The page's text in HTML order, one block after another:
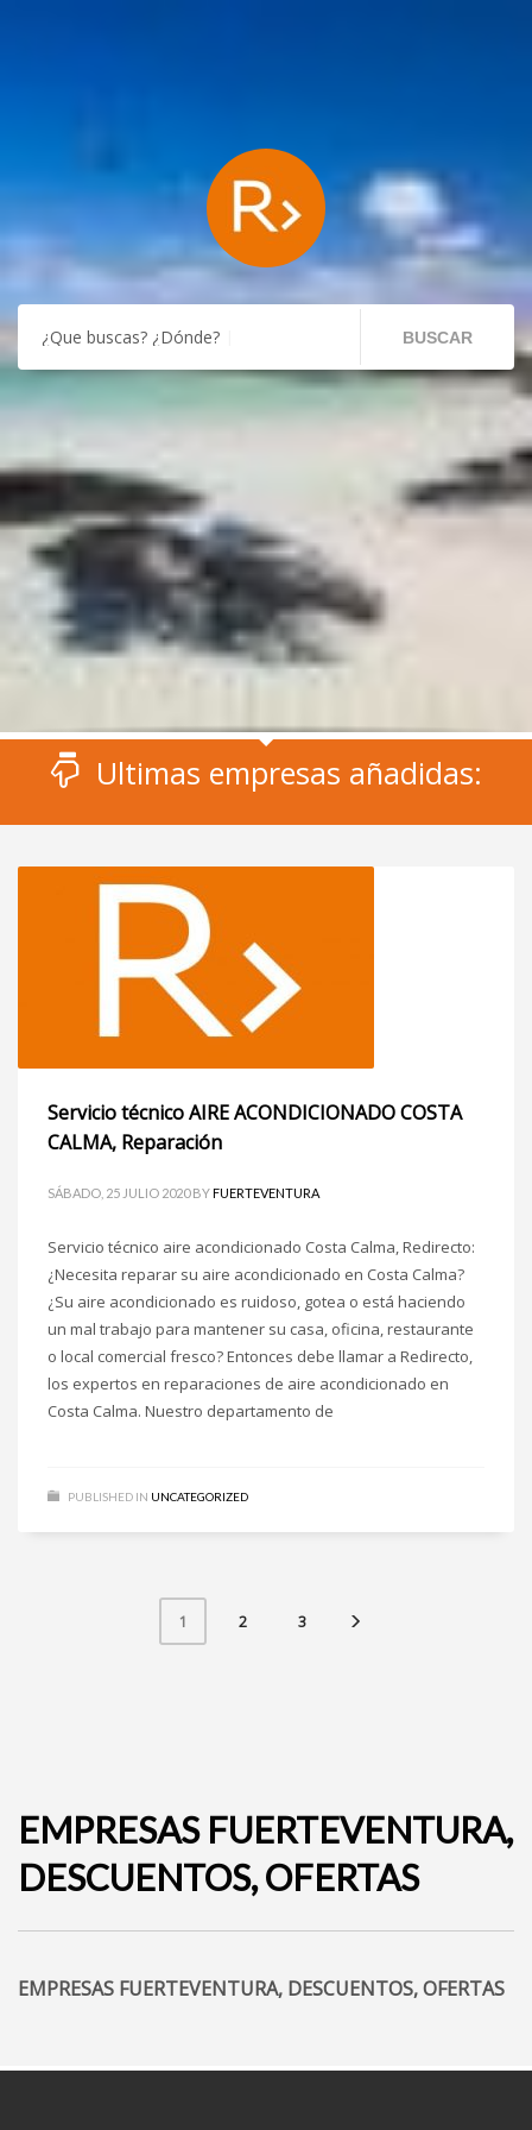
¿Que buscas? ¿Dónde? BUSCAR
Ultimas empresas añadidas:
Servicio técnico AIRE ACONDICIONADO COSTA
CALMA, Reparación
SÁBADO, 25 JULIO 2020 BYFUERTEVENTURA
Servicio técnico aire acondicionado Costa Calma, Redirecto:
¿Necesita reparar su aire acondicionado en Costa Calma?
¿Su aire acondicionado es ruidoso, gotea o está haciendo
un mal trabajo para mantener su casa, oficina, restaurante
o local comercial fresco? Entonces debe llamar a Redirecto,
los expertos en reparaciones de aire acondicionado en
Costa Calma. Nuestro departamento de
PUBLISHED IN UNCATEGORIZED
1 2 3
EMPRESAS FUERTEVENTURA,
DESCUENTOS, OFERTAS
EMPRESAS FUERTEVENTURA, DESCUENTOS, OFERTAS